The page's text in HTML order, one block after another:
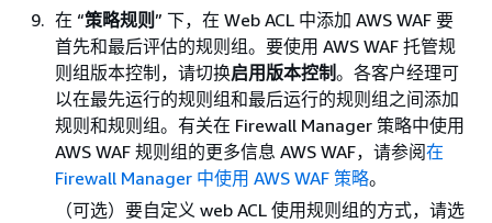
在 “策略规则” 下，在 Web ACL 中添加 AWS WAF 要
首先和最后评估的规则组。要使用 AWS WAF 托管规
则组版本控制，请切换启用版本控制。各客户经理可
以在最先运行的规则组和最后运行的规则组之间添加
规则和规则组。有关在 Firewall Manager 策略中使用
AWS WAF 规则组的更多信息 AWS WAF，请参阅在
Firewall Manager 中使用 AWS WAF 策略。
（可选）要自定义 web ACL 使用规则组的方式，请选